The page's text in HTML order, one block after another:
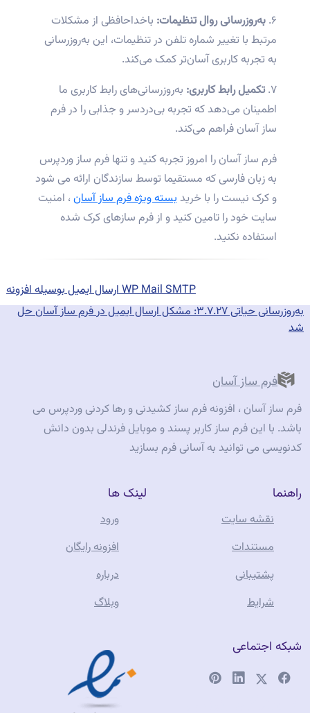
۶. به‌روزرسانی روال تنظیمات: باخداحافظی از مشکلات
مرتبط با تغییر شماره تلفن در تنظیمات، این به‌روزرسانی
به تجربه کاربری آسان‌تر کمک می‌کند.
۷. تکمیل رابط کاربری: به‌روزرسانی‌های رابط کاربری ما
اطمینان می‌دهد که تجربه بی‌دردسر و جذابی را در فرم
ساز آسان فراهم می‌کند.
فرم ساز آسان را امروز تجربه کنید و تنها فرم ساز وردپرس
به زبان فارسی که مستقیما توسط سازندگان ارائه می شود
و کرک نیست را با خرید بسته ویژه فرم ساز آسان ، امنیت
سایت خود را تامین کنید و از فرم سازهای کرک شده
استفاده نکنید.
post:
ارسال ایمیل بوسیله افزونه WP Mail SMTP
post:
به‌روزرسانی حیاتی ۳.۷.۲۷: مشکل ارسال ایمیل در فرم ساز آسان حل
شد
فرم ساز آسان
فرم ساز آسان ، افزونه فرم ساز کشیدنی و رها کردنی وردپرس می
باشد. با این فرم ساز کاربر پسند و موبایل فرندلی بدون دانش
کدنویسی می توانید به آسانی فرم بسازید
راهنما
نقشه سایت
مستندات
پشتیبانی
شرایط
لینک ها
ورود
افزونه رایگان
درباره
وبلاگ
شبکه اجتماعی